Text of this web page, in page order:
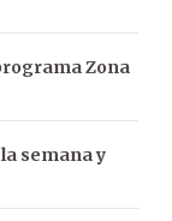
Zona
semana y